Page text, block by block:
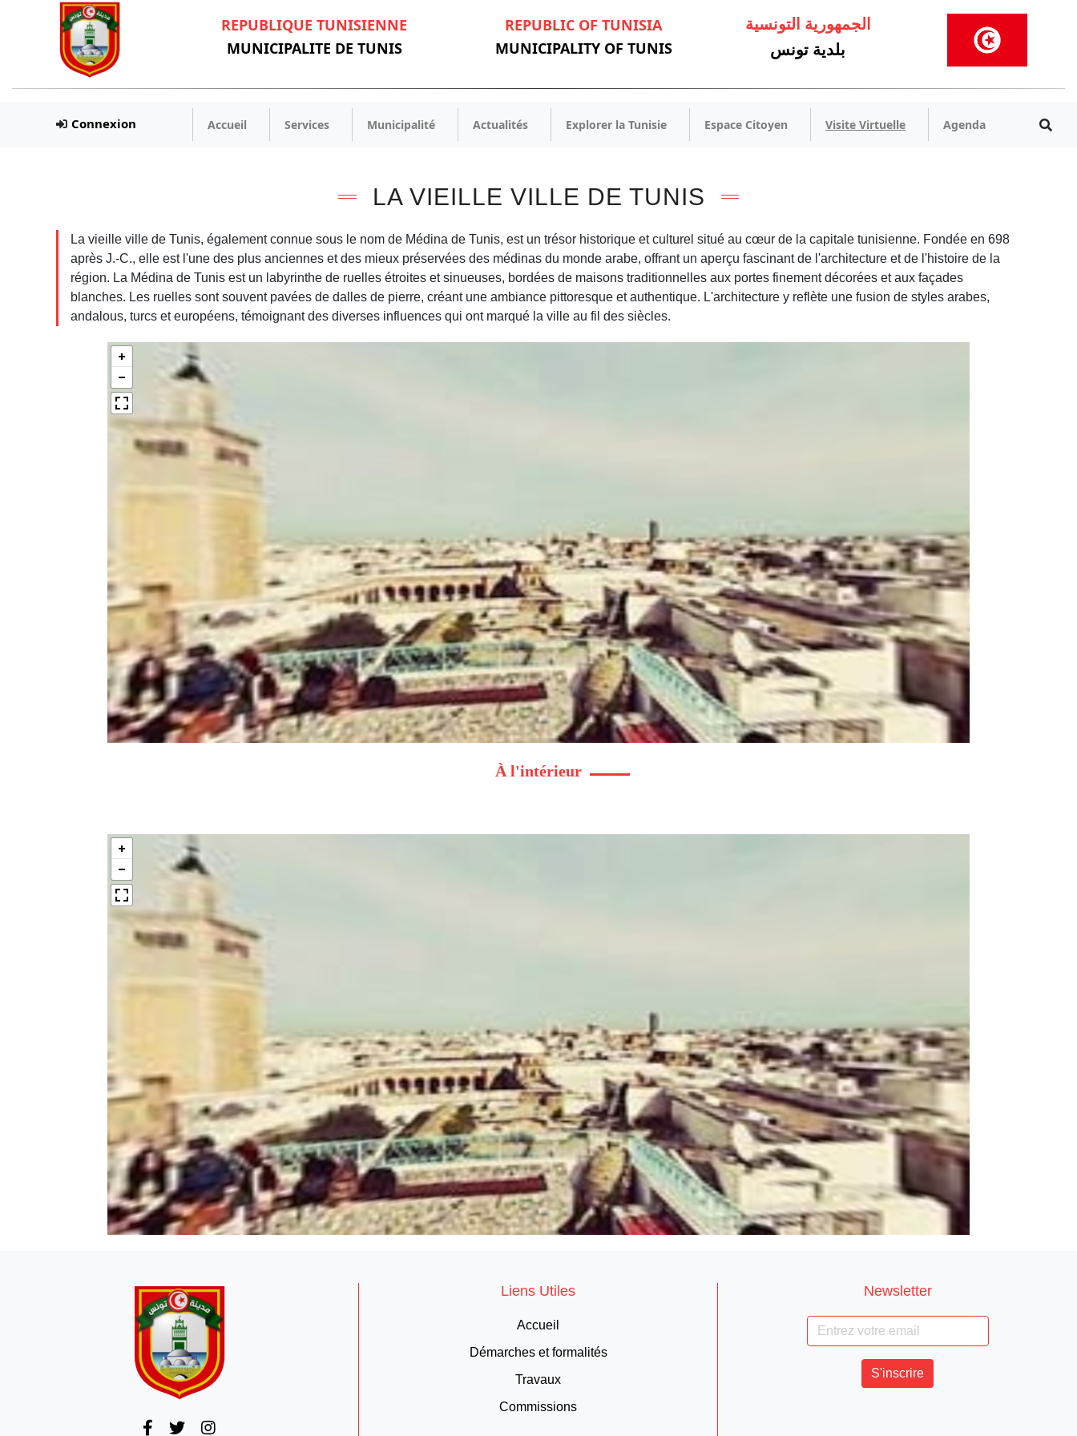
REPUBLIQUE TUNISIENNE
MUNICIPALITE DE TUNIS
REPUBLIC OF TUNISIA
MUNICIPALITY OF TUNIS
الجمهورية التونسية
بلدية تونس
Connexion Accueil Services Municipalité Actualités Explorer la Tunisie Espace Citoyen Visite Virtuelle Agenda
LA VIEILLE VILLE DE TUNIS
La vieille ville de Tunis, également connue sous le nom de Médina de Tunis, est un trésor historique et culturel situé au cœur de la capitale tunisienne. Fondée en 698
après J.-C., elle est l'une des plus anciennes et des mieux préservées des médinas du monde arabe, offrant un aperçu fascinant de l'architecture et de l'histoire de la
région. La Médina de Tunis est un labyrinthe de ruelles étroites et sinueuses, bordées de maisons traditionnelles aux portes finement décorées et aux façades
blanches. Les ruelles sont souvent pavées de dalles de pierre, créant une ambiance pittoresque et authentique. L'architecture y reflète une fusion de styles arabes,
andalous, turcs et européens, témoignant des diverses influences qui ont marqué la ville au fil des siècles.
À l'intérieur
Liens Utiles
Accueil
Démarches et formalités
Travaux
Commissions
Newsletter
S'inscrire